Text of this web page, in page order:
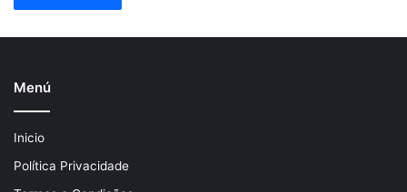
Menú
Inicio
Política Privacidade